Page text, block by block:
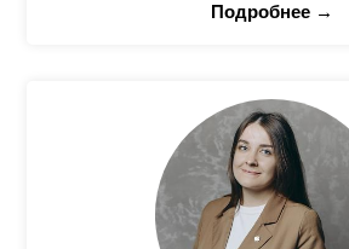
Подробнее →